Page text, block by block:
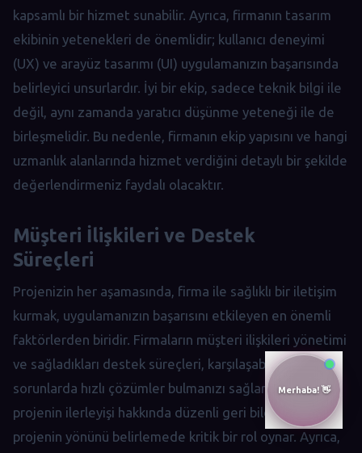
kapsamlı bir hizmet sunabilir. Ayrıca, firmanın tasarım
ekibinin yetenekleri de önemlidir; kullanıcı deneyimi
(UX) ve arayüz tasarımı (UI) uygulamanızın başarısında
belirleyici unsurlardır. İyi bir ekip, sadece teknik bilgi ile
değil, aynı zamanda yaratıcı düşünme yeteneği ile de
birleşmelidir. Bu nedenle, firmanın ekip yapısını ve hangi
uzmanlık alanlarında hizmet verdiğini detaylı bir şekilde
değerlendirmeniz faydalı olacaktır.
Müşteri İlişkileri ve Destek
Süreçleri
Projenizin her aşamasında, firma ile sağlıklı bir iletişim
kurmak, uygulamanızın başarısını etkileyen en önemli
faktörlerden biridir. Firmaların müşteri ilişkileri yönetimi
ve sağladıkları destek süreçleri, karşılaşabileceğiniz
sorunlarda hızlı çözümler bulmanızı sağlar. Örneğin,
projenin ilerleyişi hakkında düzenli geri bildirim almak,
projenin yönünü belirlemede kritik bir rol oynar. Ayrıca,